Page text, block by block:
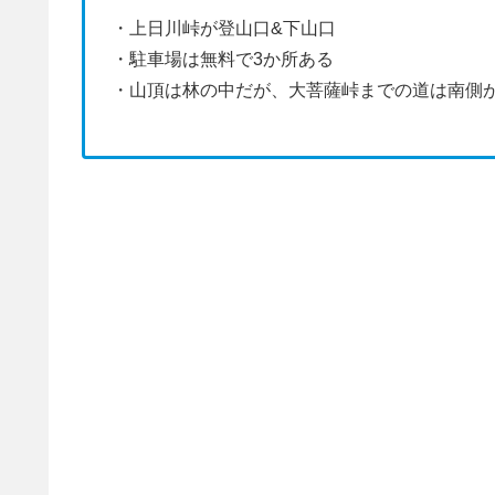
・上日川峠が登山口&下山口
・駐車場は無料で3か所ある
・山頂は林の中だが、大菩薩峠までの道は南側